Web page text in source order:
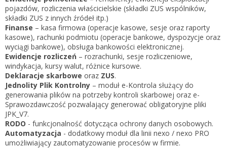
pojazdów, rozliczenia właścicielskie (składki ZUS wspólników,
składki ZUS z innych źródeł itp.)
Finanse – kasa firmowa (operacje kasowe, sesje oraz raporty
kasowe), rachunki podmiotu (operacje bankowe, dyspozycje oraz
wyciągi bankowe), obsługa bankowości elektronicznej.
Ewidencje rozliczeń – rozrachunki, sesje rozliczeniowe,
windykacja, kursy walut, różnice kursowe.
Deklaracje skarbowe oraz ZUS.
Jednolity Plik Kontrolny – moduł e-Kontrola służący do
generowania plików na potrzeby kontroli skarbowej oraz e-
Sprawozdawczość pozwalający generować obligatoryjne pliki
JPK_V7.
RODO - funkcjonalność dotycząca ochrony danych osobowych.
Automatyzacja - dodatkowy moduł dla linii nexo / nexo PRO
umożliwiający zautomatyzowanie procesów w firmie.